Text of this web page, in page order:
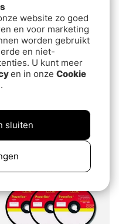
website zo goed
en voor marketing
worden gebruikt
en niet-
U kunt meer
en in onze Cookie
.
sluiten